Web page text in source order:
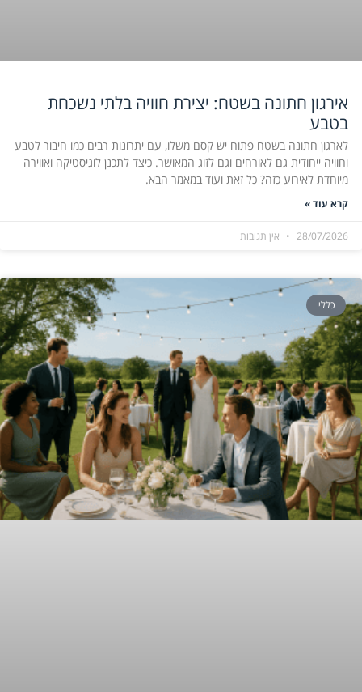
אירגון חתונה בשטח: יצירת חוויה בלתי נשכחת
בטבע
לארגון חתונה בשטח פתוח יש קסם משלו, עם יתרונות רבים כמו חיבור לטבע
וחוויה ייחודית גם לאורחים וגם לזוג המאושר. כיצד לתכנן לוגיסטיקה ואווירה
מיוחדת לאירוע כזה? כל זאת ועוד במאמר הבא.
קרא עוד »
28/07/2026 אין תגובות
כללי